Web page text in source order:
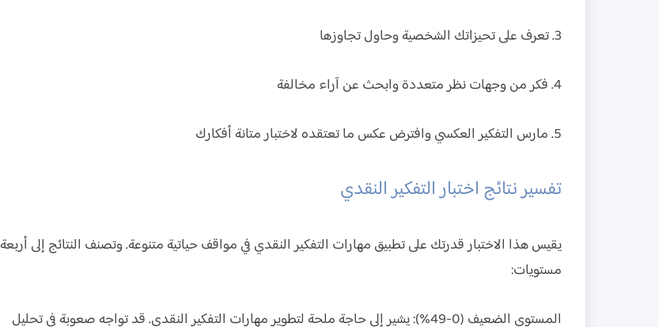
3. تعرف على تحيزاتك الشخصية وحاول تجاوزها
4. فكر من وجهات نظر متعددة وابحث عن آراء مخالفة
5. مارس التفكير العكسي وافترض عكس ما تعتقده لاختبار متانة أفكارك
تفسير نتائج اختبار التفكير النقدي
يقيس هذا الاختبار قدرتك على تطبيق مهارات التفكير النقدي في مواقف حياتية متنوعة. وتصنف النتائج إلى أربعة
مستويات:
المستوى الضعيف (0-49%): يشير إلى حاجة ملحة لتطوير مهارات التفكير النقدي. قد تواجه صعوبة في تحليل